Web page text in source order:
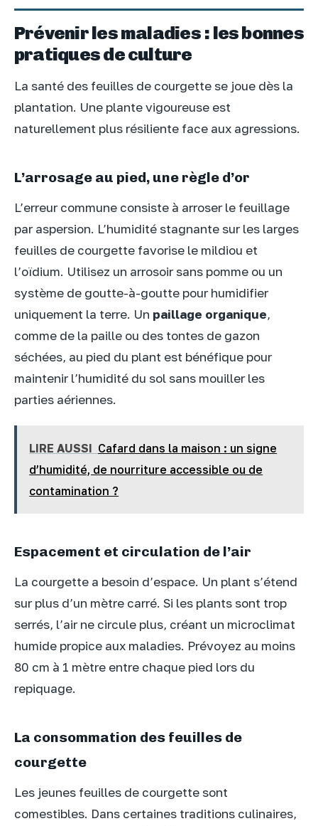
Prévenir les maladies : les bonnes
pratiques de culture
La santé des feuilles de courgette se joue dès la
plantation. Une plante vigoureuse est
naturellement plus résiliente face aux agressions.
L’arrosage au pied, une règle d’or
L’erreur commune consiste à arroser le feuillage
par aspersion. L’humidité stagnante sur les larges
feuilles de courgette favorise le mildiou et
l’oïdium. Utilisez un arrosoir sans pomme ou un
système de goutte-à-goutte pour humidifier
uniquement la terre. Un paillage organique,
comme de la paille ou des tontes de gazon
séchées, au pied du plant est bénéfique pour
maintenir l’humidité du sol sans mouiller les
parties aériennes.
LIRE AUSSI Cafard dans la maison : un signe
d’humidité, de nourriture accessible ou de
contamination ?
Espacement et circulation de l’air
La courgette a besoin d’espace. Un plant s’étend
sur plus d’un mètre carré. Si les plants sont trop
serrés, l’air ne circule plus, créant un microclimat
humide propice aux maladies. Prévoyez au moins
80 cm à 1 mètre entre chaque pied lors du
repiquage.
La consommation des feuilles de
courgette
Les jeunes feuilles de courgette sont
comestibles. Dans certaines traditions culinaires,